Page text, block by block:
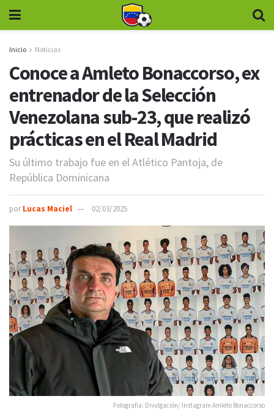
Inicio Noticias
Conoce a Amleto Bonaccorso, ex
entrenador de la Selección
Venezolana sub-23, que realizó
prácticas en el Real Madrid
Su último trabajo fue en el Atlético Pantoja, de
República Dominicana
por Lucas Maciel 02/03/2025
Fotografia: Divulgación/ Instagram Amleto Bonaccorso